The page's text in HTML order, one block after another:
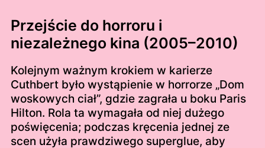
Przejście do horroru i
niezależnego kina (2005–2010)
Kolejnym ważnym krokiem w karierze
Cuthbert było wystąpienie w horrorze „Dom
woskowych ciał”, gdzie zagrała u boku Paris
Hilton. Rola ta wymagała od niej dużego
poświęcenia; podczas kręcenia jednej ze
scen użyła prawdziwego superglue, aby